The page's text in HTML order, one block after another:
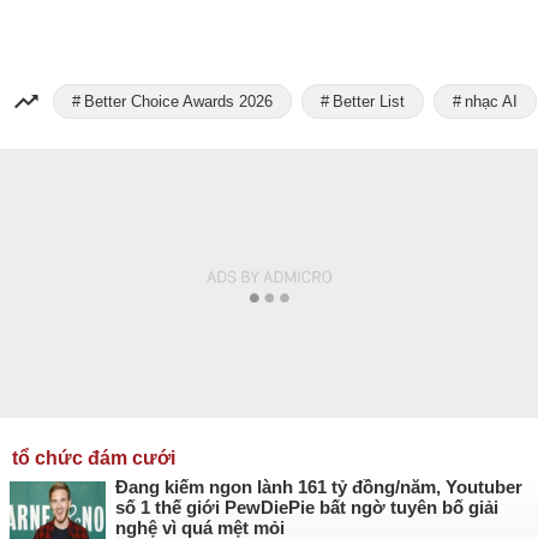
Better Choice Awards 2026 Better List nhạc AI
tổ chức đám cưới
Đang kiếm ngon lành 161 tỷ đồng/năm, Youtuber
số 1 thế giới PewDiePie bất ngờ tuyên bố giải
nghệ vì quá mệt mỏi